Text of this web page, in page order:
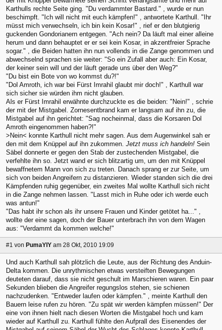
Karthulls rechte Seite ging. "Du verdammter Bastard." , wurde er nun
beschimpft. "Ich will nicht mit euch kämpfen!" , antwortete Karthull. "Ihr
müsst mich verwechseln, ich bin kein Kosar!" , rief er den blutgierig
guckenden Gondorianern entgegen. "Ach nein? Da läuft mal einer alleine
herum und dann behauptet er er sei kein Kosar, in akzentfreier Sprache
sogar." , die Beiden hatten ihn nun vollends in die Zange genommen und
abwechselnd sprachen sie weiter: "So ein Zufall aber auch: Ein Kosar,
der keiner sein will und der läuft gerade uns über den Weg?"
"Du bist ein Bote von wo kommst du?!"
"Dol Amroth, ich war bei Fürst Imrahil glaubt mir doch!" , Karthull war
sich sicher sie würden ihm nicht glauben.
Als er Fürst Imrahil erwähnte durchzuckte es die beiden: "Nein!" , schrie
der mit der Mistgabel. Zornesentbrand kam er langsam auf ihn zu, die
Mistgabel auf ihn gerichtet: "Sag nocheinmal, dass die Korsaren Dol
Amroth eingenommen haben?!"
>Nein< konnte Karthull nicht mehr sagen. Aus dem Augenwinkel sah er
den mit dem Knüppel auf ihn zukommen. Jetzt muss ich handeln! Sein
Säbel donnerte er gegen den Stab der zustechenden Mistgabel, die
verfehlte ihn so. Jetzt wand er sich blitzartig um, um den mit Knüppel
bewaffnetem Mann von sich zu treten. Danach sprang er zur Seite, um
sich von beiden Angreifern zu distanzieren. Wieder standen sich die drei
Kämpfenden ruhig gegenüber, ein zweites Mal wollte Karthull sich nicht
in die Zange nehmen lassen. "Lasst mich in Ruhe oder ich werde euch
was antun!"
"Das habt ihr schon als ihr unsere Frauen und Kinder getötet ha..." ,
wollte der eine sagen, doch der Bauer unterbrach ihn von dem Wagen
aus: "Verdammt da kommen welche!"
#1 von PumaYIY am 28 Okt, 2010 19:09
Und auch Karthull sah plötzlich die Leute, aus der Richtung des Anduin-
Delta kommen. Die unrythmischen etwas versteiften Bewegungen
deuteten darauf, dass sie nicht geschult im Marschieren waren. Ein paar
Sekunden blieben die Angreifer regungslos stehen, sie schienen
nachzudenken. "Entweder laufen oder kämpfen." , meinte Karthull den
Bauern leise rufen zu hören. "Zu spät wir werden kämpfen müssen!" Der
eine von ihnen hielt nach diesen Worten die Mistgabel hoch und kam
wieder auf Karthull zu. Karthull fühlte den Aufprall des Eisenendes der